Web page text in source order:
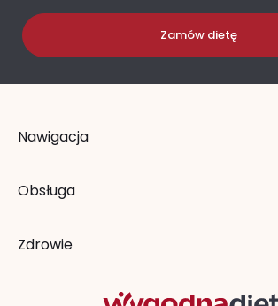
Zamów dietę
Nawigacja
Obsługa
Zdrowie